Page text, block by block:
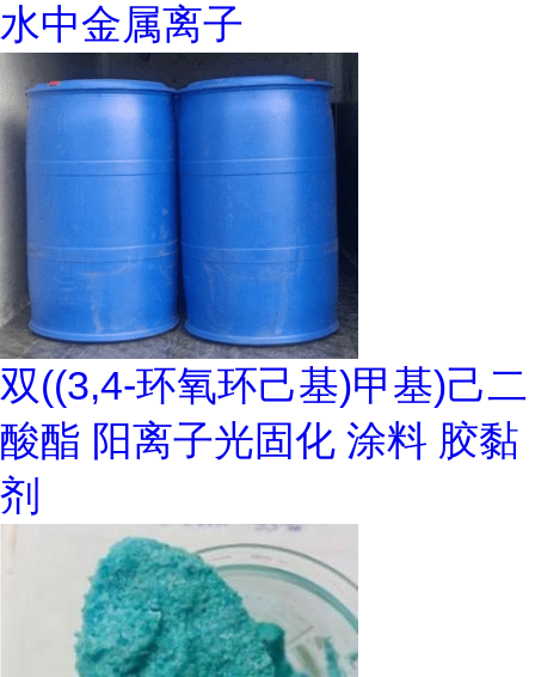
水中金属离子
双((3,4-环氧环己基)甲基)己二
酸酯 阳离子光固化 涂料 胶黏
剂